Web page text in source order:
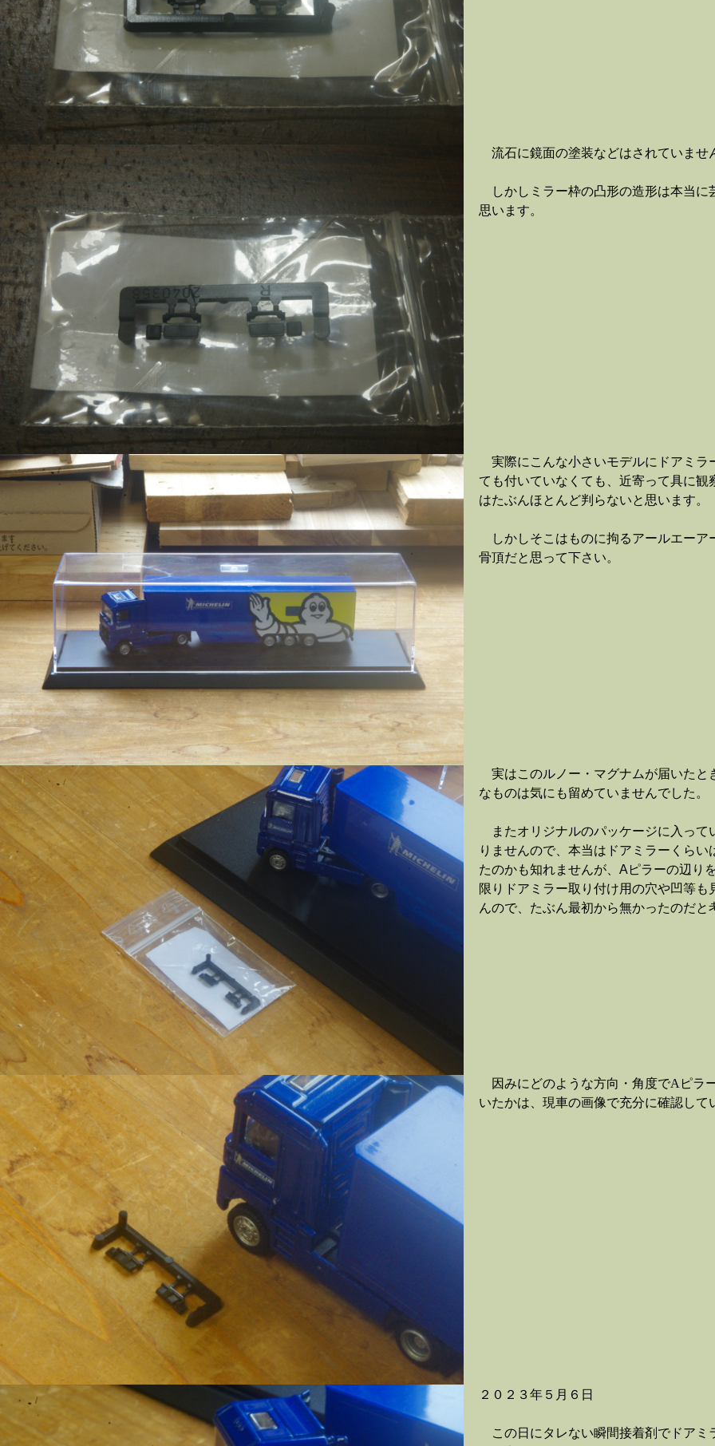
実はこのルノー・マグナムが届いたと
なものは気にも留めていませんでした。
またオリジナルのパッケージに入って
りませんので、本当はドアミラーくらい
たのかも知れませんが、 A ピラーの辺り
限りドアミラー取り付け用の穴や凹等も
んので、たぶん最初から無かったのだと
因みにどのような方向・角度でAピラ
いたかは、現車の画像で充分に確認して
流石に鏡面の塗装などはされていませ
しかしミラー枠の凸形の造形は本当に
思います。
２０２３年５月６日
この日にタレない瞬間接着剤でドアミ
実際にこんな小さいモデルにドアミラ
ても付いていなくても、近寄って具に観
はたぶんほとんど判らないと思います。
しかしそこはものに拘るアールエーア
骨頂だと思って下さい。